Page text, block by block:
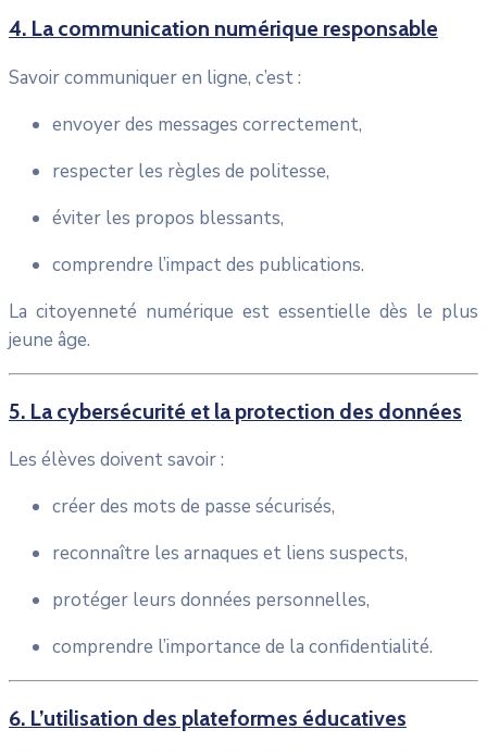
4. La communication numérique responsable
Savoir communiquer en ligne, c’est :
envoyer des messages correctement,
respecter les règles de politesse,
éviter les propos blessants,
comprendre l’impact des publications.
La citoyenneté numérique est essentielle dès le plus
jeune âge.
5. La cybersécurité et la protection des données
Les élèves doivent savoir :
créer des mots de passe sécurisés,
reconnaître les arnaques et liens suspects,
protéger leurs données personnelles,
comprendre l’importance de la confidentialité.
6. L’utilisation des plateformes éducatives